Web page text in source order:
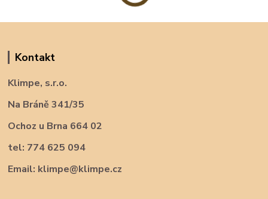
Kontakt
Klimpe, s.r.o.
Na Bráně 341/35
Ochoz u Brna 664 02
tel: 774 625 094
Email: klimpe@klimpe.cz